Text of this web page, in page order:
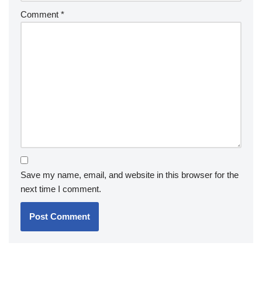
Comment *
Save my name, email, and website in this browser for the
next time I comment.